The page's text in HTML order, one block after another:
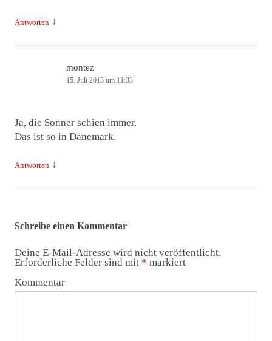
Antworten ↓
montez
15. Juli 2013 um 11:33
Ja, die Sonner schien immer.
Das ist so in Dänemark.
Antworten ↓
Schreibe einen Kommentar
Deine E-Mail-Adresse wird nicht veröffentlicht.
Erforderliche Felder sind mit * markiert
Kommentar